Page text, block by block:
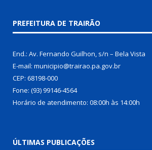
PREFEITURA DE TRAIRÃO
End.: Av. Fernando Guilhon, s/n – Bela Vista
E-mail: municipio@trairao.pa.gov.br
CEP: 68198-000
Fone: (93) 99146-4564
Horário de atendimento: 08:00h às 14:00h
ÚLTIMAS PUBLICAÇÕES